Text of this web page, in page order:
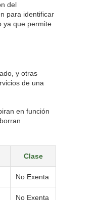
del
para identificar
ya que permite
y otras
de una
en función
Clase
No Exenta
No Exenta